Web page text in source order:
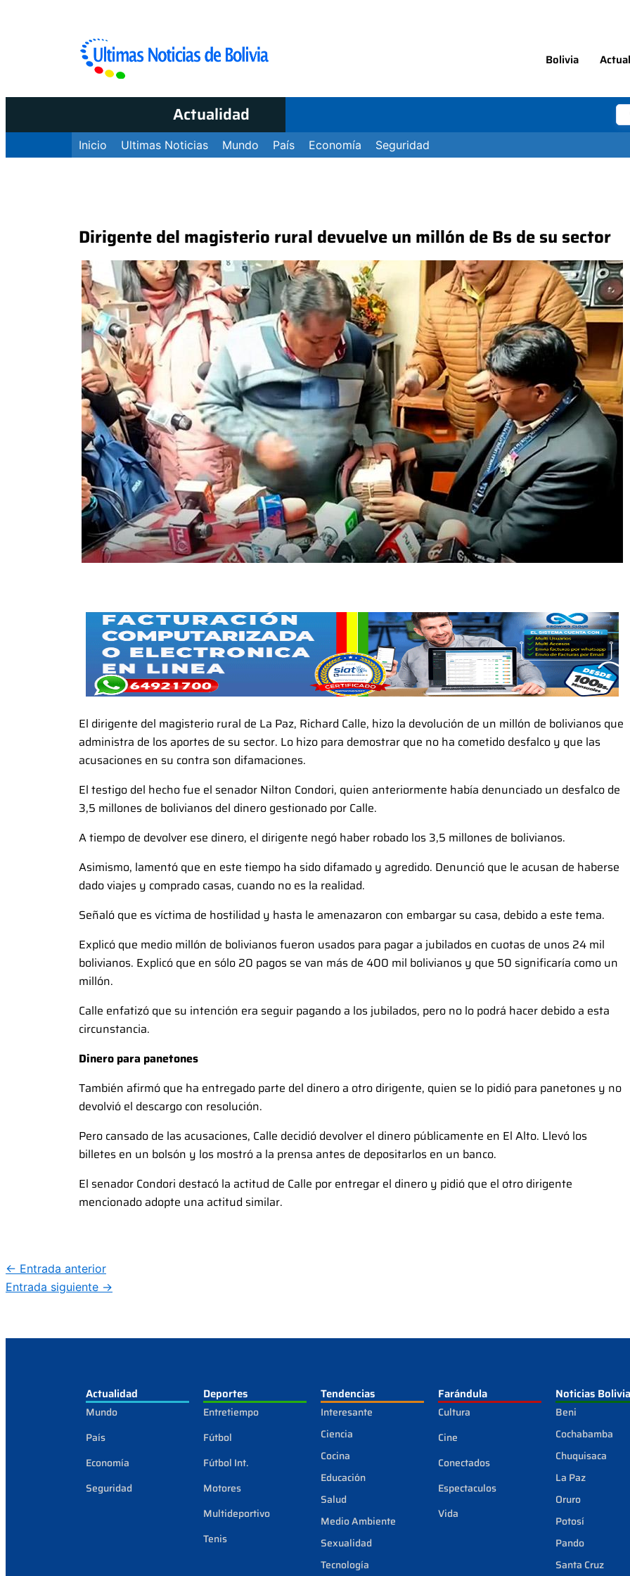
Bolivia
Actualidad
Inicio Ultimas Noticias Mundo País Economía Seguridad
Dirigente del magisterio rural devuelve un millón de Bs de su sector
El dirigente del magisterio rural de La Paz, Richard Calle, hizo la devolución de un millón de bolivianos que
administra de los aportes de su sector. Lo hizo para demostrar que no ha cometido desfalco y que las
acusaciones en su contra son difamaciones.
El testigo del hecho fue el senador Nilton Condori, quien anteriormente había denunciado un desfalco de
3,5 millones de bolivianos del dinero gestionado por Calle.
A tiempo de devolver ese dinero, el dirigente negó haber robado los 3,5 millones de bolivianos.
Asimismo, lamentó que en este tiempo ha sido difamado y agredido. Denunció que le acusan de haberse
dado viajes y comprado casas, cuando no es la realidad.
Señaló que es víctima de hostilidad y hasta le amenazaron con embargar su casa, debido a este tema.
Explicó que medio millón de bolivianos fueron usados para pagar a jubilados en cuotas de unos 24 mil
bolivianos. Explicó que en sólo 20 pagos se van más de 400 mil bolivianos y que 50 significaría como un
millón.
Calle enfatizó que su intención era seguir pagando a los jubilados, pero no lo podrá hacer debido a esta
circunstancia.
Dinero para panetones
También afirmó que ha entregado parte del dinero a otro dirigente, quien se lo pidió para panetones y no
devolvió el descargo con resolución.
Pero cansado de las acusaciones, Calle decidió devolver el dinero públicamente en El Alto. Llevó los
billetes en un bolsón y los mostró a la prensa antes de depositarlos en un banco.
El senador Condori destacó la actitud de Calle por entregar el dinero y pidió que el otro dirigente
mencionado adopte una actitud similar.
← Entrada anterior
Entrada siguiente →
Actualidad
Mundo
País
Economía
Seguridad
Deportes
Entretiempo
Fútbol
Fútbol Int.
Motores
Multideportivo
Tenis
Tendencias
Interesante
Ciencia
Cocina
Educación
Salud
Medio Ambiente
Sexualidad
Tecnología
Farándula
Cultura
Cine
Conectados
Espectaculos
Vida
Noticias Bolivia
Beni
Cochabamba
Chuquisaca
La Paz
Oruro
Potosí
Pando
Santa Cruz